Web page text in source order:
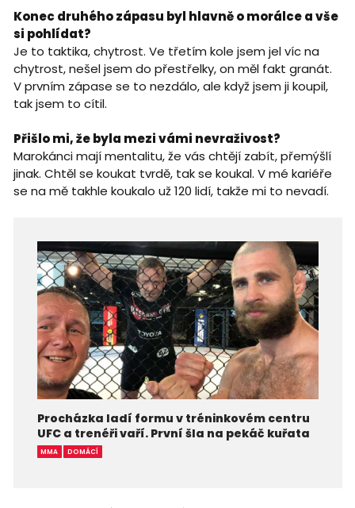
Konec druhého zápasu byl hlavně o morálce a vše
si pohlídat?
Je to taktika, chytrost. Ve třetím kole jsem jel víc na
chytrost, nešel jsem do přestřelky, on měl fakt granát.
V prvním zápase se to nezdálo, ale když jsem ji koupil,
tak jsem to cítil.
Přišlo mi, že byla mezi vámi nevraživost?
Marokánci mají mentalitu, že vás chtějí zabít, přemýšlí
jinak. Chtěl se koukat tvrdě, tak se koukal. V mé kariéře
se na mě takhle koukalo už 120 lidí, takže mi to nevadí.
Procházka ladí formu v tréninkovém centru
UFC a trenéři vaří. První šla na pekáč kuřata
MMA DOMÁCÍ